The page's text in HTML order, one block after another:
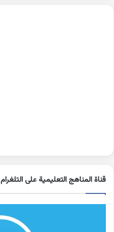
قناة المناهج التعليمية على التلغرام